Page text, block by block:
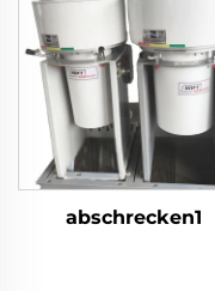
aus festem
abschrecken1